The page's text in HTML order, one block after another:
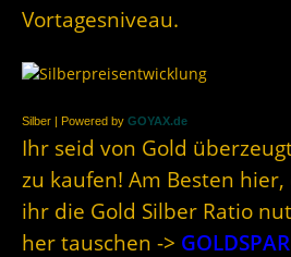
Vortagesniveau.
Silber | Powered by GOYAX.de
Ihr seid von Gold
zu kaufen! Am Besten
ihr die Gold Silber Ratio
her tauschen ->